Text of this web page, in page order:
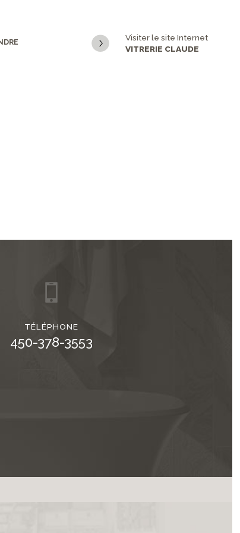
Visiter le site Internet
VITRERIE CLAUDE
TÉLÉPHONE
450-378-3553